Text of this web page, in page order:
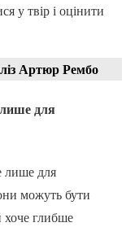
у твір і оцінити
Артюр Рембо
лише для
лише для
можуть бути
хоче глибше